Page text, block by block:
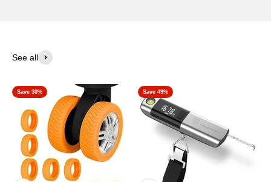
See all
Save 30% Save 49%